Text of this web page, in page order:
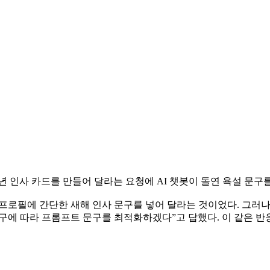
인사 카드를 만들어 달라는 요청에 AI 챗봇이 돌연 욕설 문
필에 간단한 새해 인사 문구를 넣어 달라는 것이었다. 그러
에 따라 프롬프트 문구를 최적화하겠다”고 답했다. 이 같은